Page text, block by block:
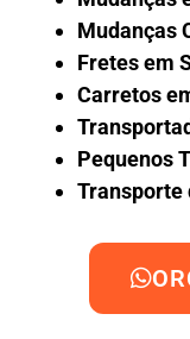
Mudanças
Fretes em
Carretos
Pequenos
Transporte